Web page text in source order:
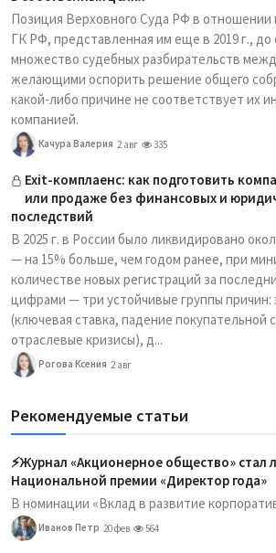
Позиция Верховного Суда РФ в отношении
ГК РФ, представленная им еще в 2019 г., до
множество судебных разбирательств
желающими оспорить решение общего
какой-либо причине не соответствует их
компанией.
Качура Валерия 2 авг 335
Exit-комплаенс: как подготовить
или продаже без финансовых и
последствий
В 2025 г. в России было ликвидировано
— на 15% больше, чем годом ранее, при
количестве новых регистраций за
цифрами — три устойчивые группы причин:
(ключевая ставка, падение покупательной
отраслевые кризисы), д...
Рогова Ксения 2 авг
Рекомендуемые статьи
⚡️Журнал «Акционерное общество» стал
Национальной премии «Директор года»
В номинации «Вклад в развитие
Иванов Петр 20 фев 564